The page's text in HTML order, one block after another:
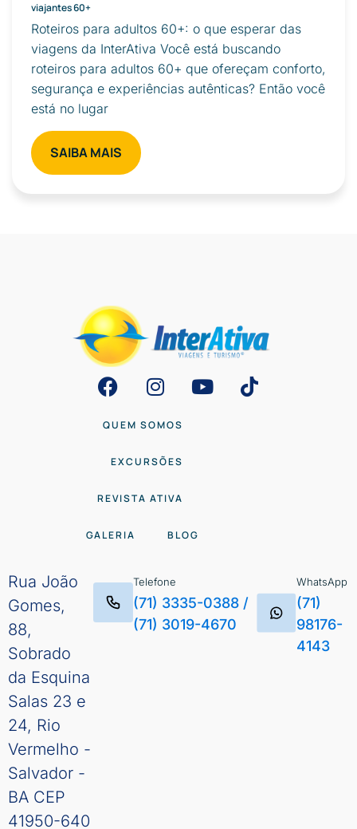
viajantes 60+
Roteiros para adultos 60+: o que esperar das
viagens da InterAtiva Você está buscando
roteiros para adultos 60+ que ofereçam conforto,
segurança e experiências autênticas? Então você
está no lugar
SAIBA MAIS
QUEM SOMOS
EXCURSÕES
REVISTA ATIVA
GALERIA BLOG
Rua João
Gomes,
88,
Sobrado
da Esquina
Salas 23 e
24, Rio
Vermelho -
Salvador -
BA CEP
41950-640
Telefone
(71) 3335-0388/
(71) 3019-4670
WhatsApp
(71)
98176-
4143